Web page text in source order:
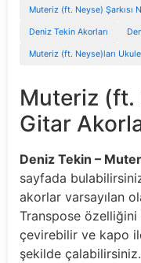
Muteriz (ft. Neyse) Şarkısı
Deniz Tekin Akorları
Muteriz (ft. Neyse)ları
Muteriz (ft.
Gitar
Deniz Tekin –
sayfada
akorlar varsayılan
Transpose özelliğini
çevirebilir ve kapo
şekilde çalabilirsiniz.